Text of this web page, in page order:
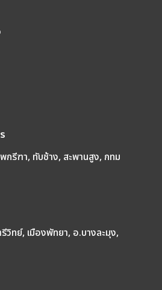
กรีฑา, ทับช้าง, สะพานสูง, กทม
วิทย์, เมืองพัทยา, อ.บางละมุง,